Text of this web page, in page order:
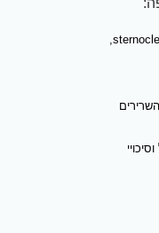
דיסקציה צווארית רדיקלית: הסרה של כל בלוטות הלימפה הצוואריות מהצד הנגוע, כולל שריר ה- sternocleidomastoid,